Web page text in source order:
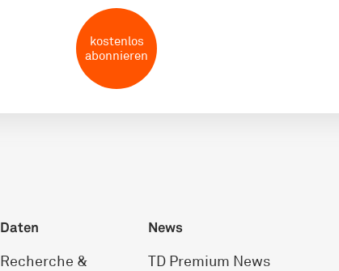
kostenlos
abonnieren
Daten
Recherche &
News
TD Premium News